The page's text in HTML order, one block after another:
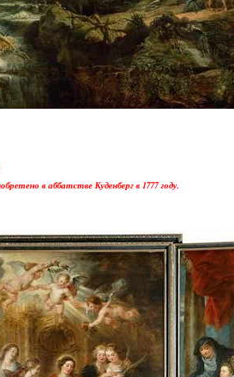
в аббатстве Куденберг в 1777 году.